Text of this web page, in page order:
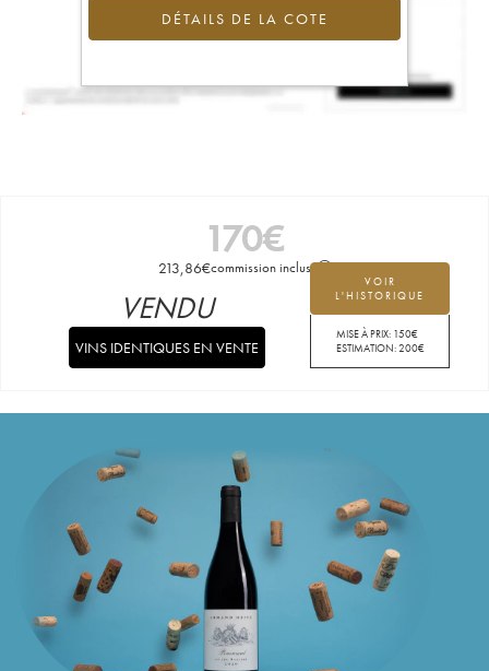
DÉTAILS DE LA COTE
170€
213,86€commission incluse
VOIR
L'HISTORIQUE
MISE À PRIX: 150€
ESTIMATION:200€
VENDU
VINS IDENTIQUES EN VENTE